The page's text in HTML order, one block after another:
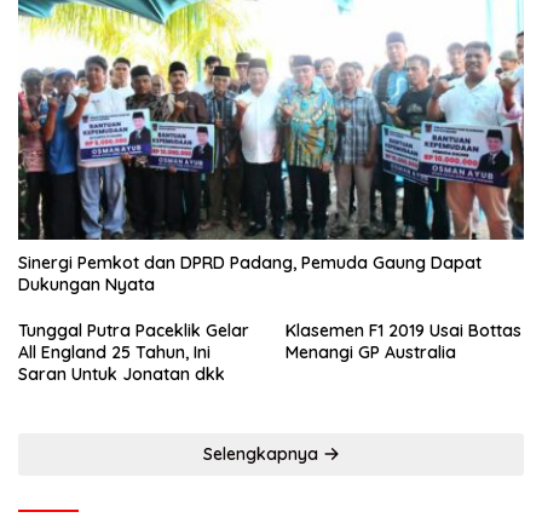
Sinergi Pemkot dan DPRD Padang, Pemuda Gaung Dapat
Dukungan Nyata
Tunggal Putra Paceklik Gelar
All England 25 Tahun, Ini
Saran Untuk Jonatan dkk
Klasemen F1 2019 Usai Bottas
Menangi GP Australia
Selengkapnya